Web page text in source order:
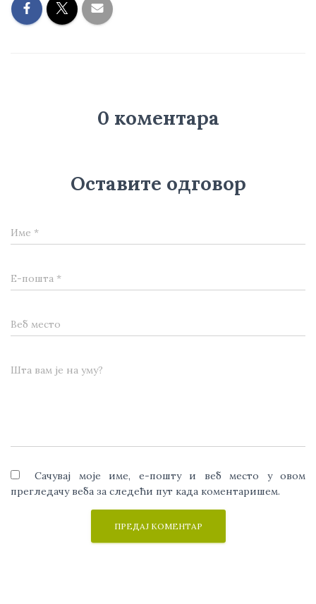
0 коментара
Оставите одговор
Име *
Е-пошта *
Веб место
Шта вам је на уму?
Сачувај моје име, е-пошту и веб место у овом
прегледачу веба за следећи пут када коментаришем.